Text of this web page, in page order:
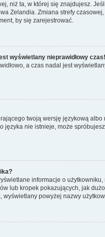
niż ta, w której się znajdujesz.
Zelandia. Zmiana strefy
by się zarejestrować.
wyświetlany nieprawidłowy czas!
a czas nadal jest
twoją wersję językową
języka nie istnieje, może
informacje o
lub kropek pokazujących, jak
powyżej nazwy